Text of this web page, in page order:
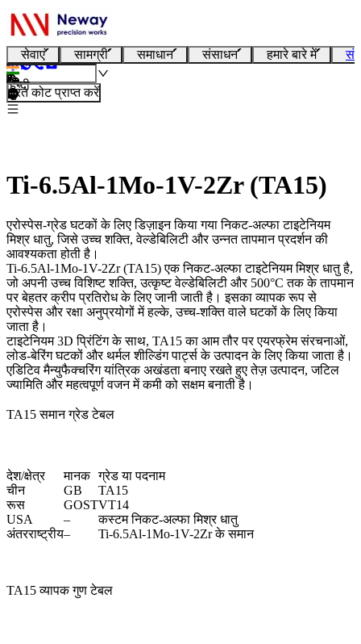
सेवाएं सामग्री समाधान संसाधन हमारे बारे में
हिन्दी
तुरंत कोट प्राप्त करें
Ti-6.5Al-1Mo-1V-2Zr (TA15)
एरोस्पेस-ग्रेड घटकों के लिए डिज़ाइन किया गया निकट-अल्फा टाइटेनियम
मिश्र धातु, जिसे उच्च शक्ति, वेल्डेबिलिटी और उन्नत तापमान प्रदर्शन की
आवश्यकता होती है।
Ti-6.5Al-1Mo-1V-2Zr (TA15)एक निकट-अल्फा टाइटेनियम मिश्र धातु है,
जो अपनी उच्च विशिष्ट शक्ति, उत्कृष्ट वेल्डेबिलिटी और 500°C तक के तापमान
पर बेहतर क्रीप प्रतिरोध के लिए जानी जाती है। इसका व्यापक रूप से
एरोस्पेस और रक्षा अनुप्रयोगों में हल्के, उच्च-शक्ति वाले घटकों के लिए किया
जाता है।
टाइटेनियम 3D प्रिंटिंगके साथ, TA15 का आम तौर पर एयरफ्रेम संरचनाओं,
लोड-बेरिंग घटकों और थर्मल शील्डिंग पार्ट्स के उत्पादन के लिए किया जाता है।
एडिटिव मैन्युफैक्चरिंग यांत्रिक अखंडता बनाए रखते हुए तेज़ उत्पादन, जटिल
ज्यामिति और महत्वपूर्ण वजन में कमी को सक्षम बनाती है।
TA15 समान ग्रेड टेबल
देश/क्षेत्र मानक ग्रेड या पदनाम
चीन
GB
TA15
रूस
GOSTVT14
USA
–
कस्टम निकट-अल्फा मिश्र धातु
अंतरराष्ट्रीय– Ti-6.5Al-1Mo-1V-2Zr के समान
TA15 व्यापक गुण टेबल